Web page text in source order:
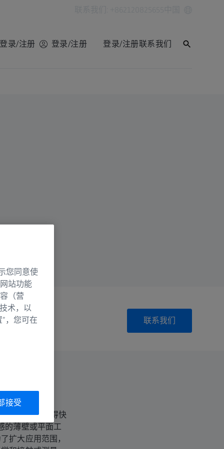
登录/注册 登录/注册 登录/注册联系我们
联系我们
进的软件获得快
的薄壁或平面工
扩大应用范围，
您同意使
站功能
（营
术，以
，您可在
接受